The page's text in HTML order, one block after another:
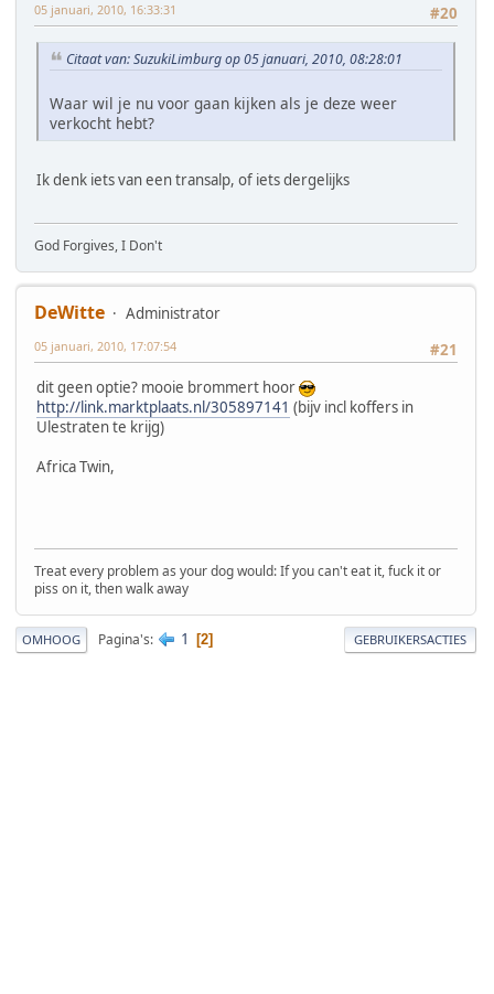
#20
05 januari, 2010, 16:33:31
Citaat van: SuzukiLimburg op 05 januari, 2010, 08:28:01
Waar wil je nu voor gaan kijken als je deze weer
verkocht hebt?
Ik denk iets van een transalp, of iets dergelijks
God Forgives, I Don't
DeWitte
Administrator
#21
05 januari, 2010, 17:07:54
dit geen optie? mooie brommert hoor
http://link.marktplaats.nl/305897141 (bijv incl koffers in
Ulestraten te krijg)
Africa Twin,
Treat every problem as your dog would: If you can't eat it, fuck it or
piss on it, then walk away
OMHOOG Pagina's 1 2 GEBRUIKERSACTIES